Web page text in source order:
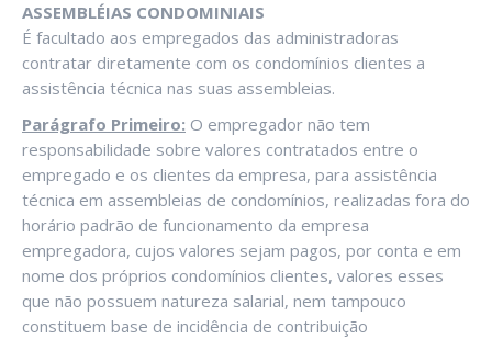
ASSEMBLÉIAS CONDOMINIAIS
É facultado aos empregados das administradoras
contratar diretamente com os condomínios clientes a
assistência técnica nas suas assembleias.
Parágrafo Primeiro: O empregador não tem
responsabilidade sobre valores contratados entre o
empregado e os clientes da empresa, para assistência
técnica em assembleias de condomínios, realizadas fora do
horário padrão de funcionamento da empresa
empregadora, cujos valores sejam pagos, por conta e em
nome dos próprios condomínios clientes, valores esses
que não possuem natureza salarial, nem tampouco
constituem base de incidência de contribuição